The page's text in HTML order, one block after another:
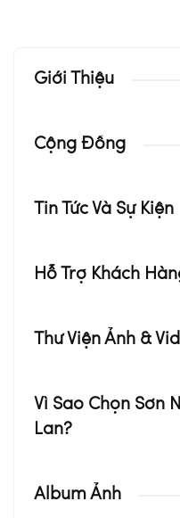
Giới Thiệu
Cộng Đồng
Tin Tức Và Sự Kiện
Hỗ Trợ Khách
Thư Viện Ảnh &
Vì Sao Chọn Sơn
Lan?
Album Ảnh